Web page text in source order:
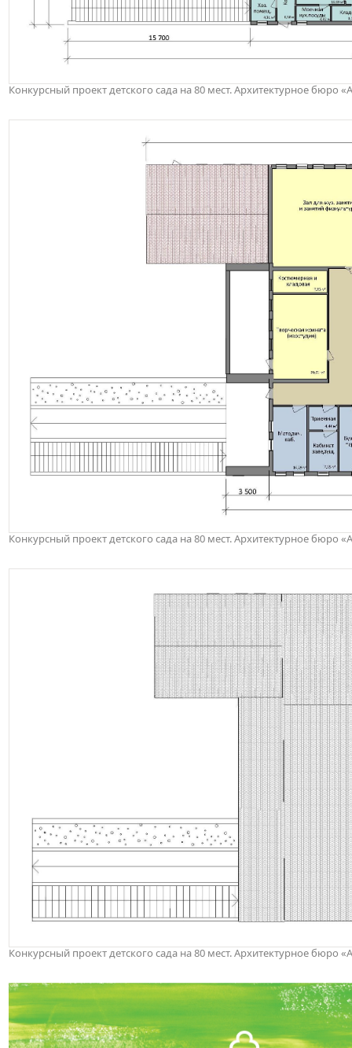
Конкурсный проект детского сада на 80 мест. Архитектурное бюро
Конкурсный проект детского сада на 80 мест. Архитектурное бюро
Конкурсный проект детского сада на 80 мест. Архитектурное бюро